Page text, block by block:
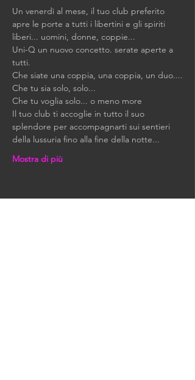
Un venerdì al mese, il tuo club preferito
apre le porte a tutti i libertini e gli spiriti
liberi... uomini, donne, coppie...
Uni-Q un nuovo concetto. serate aperte a
tutti.
Che siate una coppia, una coppia, un duo....
Che tu sia solo, solo...
Che tu voglia solo... o meno more
Il tuo club ti accoglie in tutto il suo
splendore per accompagnarti sui sentieri
della lussuria fino alla fine della notte...
Mostra di più